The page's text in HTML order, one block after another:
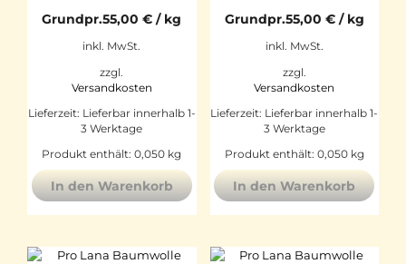
Grundpr.55,00€ / kg
inkl. MwSt.
zzgl.
Versandkosten
Lieferzeit: Lieferbar innerhalb 1-
3 Werktage
Produkt enthält: 0,050 kg
In den Warenkorb
Grundpr.55,00 €/ kg
inkl. MwSt.
zzgl.
Versandkosten
Lieferzeit: Lieferbar innerhalb 1-
3 Werktage
Produkt enthält: 0,050 kg
In den Warenkorb